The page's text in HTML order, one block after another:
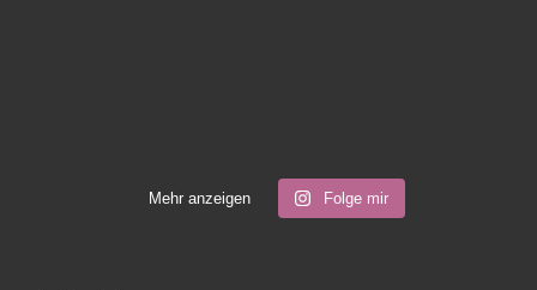
Mehr anzeigen Folge mir